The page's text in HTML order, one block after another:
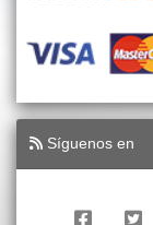
Síguenos en